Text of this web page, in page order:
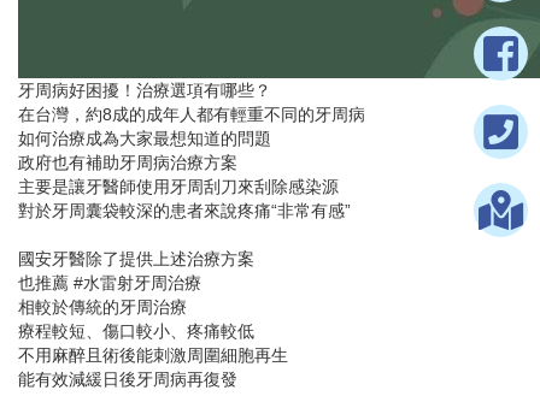
牙周病好困擾！治療選項有哪些？
在台灣，約8成的成年人都有輕重不同的牙周病
如何治療成為大家最想知道的問題
政府也有補助牙周病治療方案
主要是讓牙醫師使用牙周刮刀來刮除感染源
對於牙周囊袋較深的患者來說疼痛“非常有感”
國安牙醫除了提供上述治療方案
也推薦 #水雷射牙周治療
相較於傳統的牙周治療
療程較短、傷口較小、疼痛較低
不用麻醉且術後能刺激周圍細胞再生
能有效減緩日後牙周病再復發